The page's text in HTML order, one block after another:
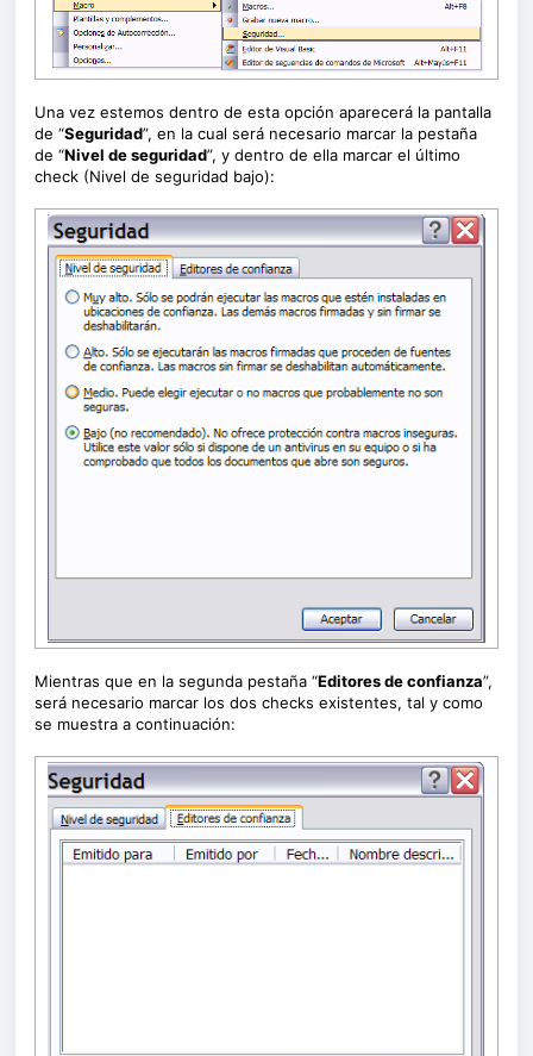
Una vez estemos dentro de esta opción aparecerá la pantalla
de “Seguridad”, en la cual será necesario marcar la pestaña
de “Nivel de seguridad”, y dentro de ella marcar el último
check (Nivel de seguridad bajo):
Mientras que en la segunda pestaña “Editores de confianza”,
será necesario marcar los dos checks existentes, tal y como
se muestra a continuación: